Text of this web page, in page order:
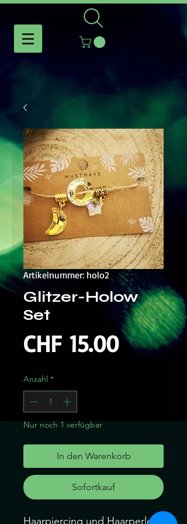
Artikelnummer: holo2
Glitzer-Holow
Set
CHF 15.00Preis
Anzahl *
Nur noch 1 verfügbar
In den Warenkorb
Sofortkauf
Haarpiercing und Haarperlen